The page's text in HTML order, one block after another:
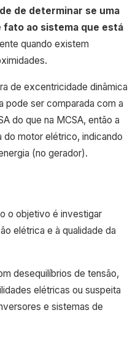
de determinar se uma
ao sistema que está
quando existem
de excentricidade dinâmica
pode ser comparada com a
do que na MCSA, então a
motor elétrico, indicando
(no gerador).
o objetivo é investigar
elétrica e à qualidade da
desequilíbrios de tensão,
elétricas ou suspeita
e sistemas de